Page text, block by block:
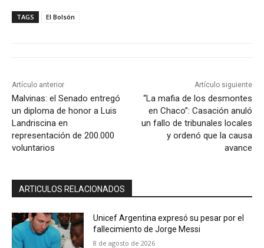
TAGS El Bolsón
Artículo anterior
Malvinas: el Senado entregó
un diploma de honor a Luis
Landriscina en
representación de 200.000
voluntarios
Artículo siguiente
“La mafia de los desmontes
en Chaco”: Casación anuló
un fallo de tribunales locales
y ordenó que la causa
avance
ARTICULOS RELACIONADOS
Unicef Argentina expresó su pesar por el
fallecimiento de Jorge Messi
8 de agosto de 2026